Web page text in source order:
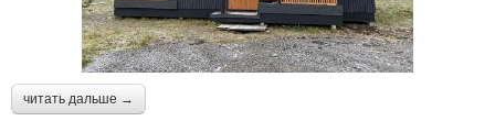
читать дальше →